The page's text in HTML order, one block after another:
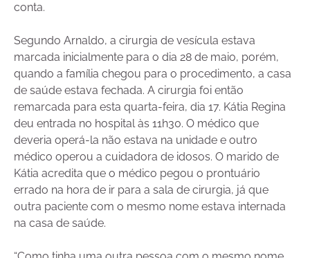
conta.
Segundo Arnaldo, a cirurgia de vesícula estava
marcada inicialmente para o dia 28 de maio, porém,
quando a família chegou para o procedimento, a casa
de saúde estava fechada. A cirurgia foi então
remarcada para esta quarta-feira, dia 17. Kátia Regina
deu entrada no hospital às 11h30. O médico que
deveria operá-la não estava na unidade e outro
médico operou a cuidadora de idosos. O marido de
Kátia acredita que o médico pegou o prontuário
errado na hora de ir para a sala de cirurgia, já que
outra paciente com o mesmo nome estava internada
na casa de saúde.